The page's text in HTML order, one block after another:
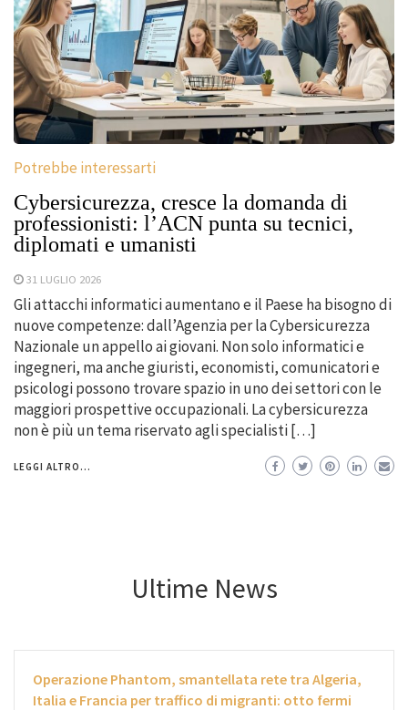
Potrebbe interessarti
Cybersicurezza, cresce la domanda di
professionisti: l’ACN punta su tecnici,
diplomati e umanisti
31 LUGLIO 2026
Gli attacchi informatici aumentano e il Paese ha bisogno di
nuove competenze: dall’Agenzia per la Cybersicurezza
Nazionale un appello ai giovani. Non solo informatici e
ingegneri, ma anche giuristi, economisti, comunicatori e
psicologi possono trovare spazio in uno dei settori con le
maggiori prospettive occupazionali. La cybersicurezza
non è più un tema riservato agli specialisti […]
LEGGI ALTRO...
Ultime News
Operazione Phantom, smantellata rete tra Algeria,
Italia e Francia per traffico di migranti: otto fermi